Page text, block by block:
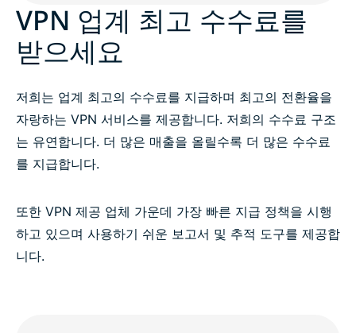
세계 최고 프리미엄 VPN 제공 업체를 홍보하세요
질문 있으세요?
VPN 업계 최고 수수료를
받으세요
저희는 업계 최고의 수수료를 지급하며 최고의 전환율을
자랑하는 VPN 서비스를 제공합니다. 저희의 수수료 구조
는 유연합니다. 더 많은 매출을 올릴수록 더 많은 수수료
를 지급합니다.
또한 VPN 제공 업체 가운데 가장 빠른 지급 정책을 시행
하고 있으며 사용하기 쉬운 보고서 및 추적 도구를 제공합
니다.